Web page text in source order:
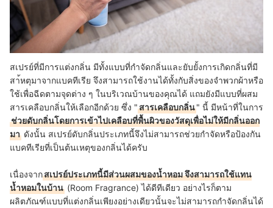
สเปรย์ที่มีการแต่งกลิ่น มีทั้งแบบที่กำจัดกลิ่นและยับยั้งการเกิดกลิ่นที่มี
สา้หตุมาจากแบคทีเรีย จึงสามารถใช้งานได้ทั้งกับสิ่งของจำพวกผ้าหรือ
ใช้เพื่อฉีดตามจุดต่าง ๆ ในบริเวณบ้านของคุณได้ แถมยังมีแบบที่ผสม
สารเคลือบกลิ่นให้เลือกอีกด้วย ซึ่ง "สารเคลือบกลิ่น" นี้ มีหน้าที่ในการ
ช่วยดับกลิ่นโดยการเข้าไปเคลือบที่พื้นผิวของวัสดุเพื่อไม่ให้มีกลิ่นออก
มา ดังนั้น สเปรย์ดับกลิ่นประเภทนี้จึงไม่สามารถช่วยกำจัดหรือป้องกัน
แบคทีเรียที่เป็นต้นเหตุของกลิ่นได้ครับ
เนื่องจากสเปรย์ประเภทนี้มีส่วนผสมของน้ำหอม จึงสามารถใช้แทน
น้ำหอมในบ้าน (Room Fragrance) ได้ดีทีเดียว อย่างไรก็ตาม
ผลิตภัณฑ์แบบที่แต่งกลิ่นเพียงอย่างเดียวนั้นจะไม่สามารถกำจัดกลิ่นได้